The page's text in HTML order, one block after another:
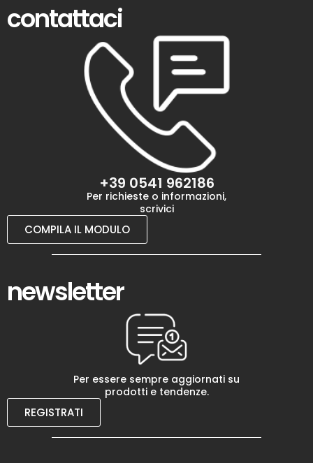
contattaci
+39 0541 962186
Per richieste o informazioni,
scrivici
COMPILA IL MODULO
newsletter
Per essere sempre aggiornati su
prodotti e tendenze.
REGISTRATI